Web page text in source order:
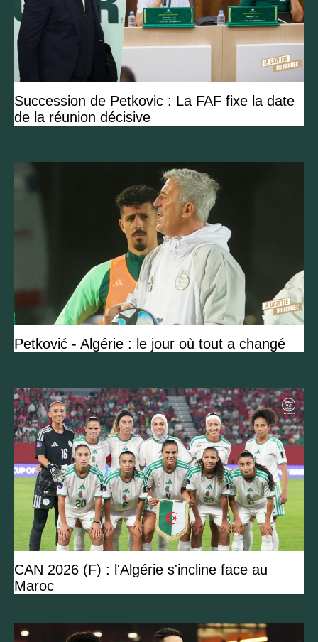
Succession de Petkovic : La FAF fixe la date
de la réunion décisive
Petković - Algérie : le jour où tout a changé
CAN 2026 (F) : l'Algérie s'incline face au
Maroc